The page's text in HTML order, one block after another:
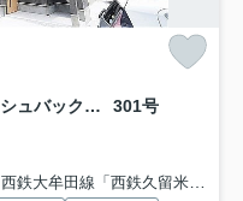
THE NOBLES久留米中央【キャッシュバック対象】 301号
西鉄大牟田線「西鉄久留米」駅 徒歩10分